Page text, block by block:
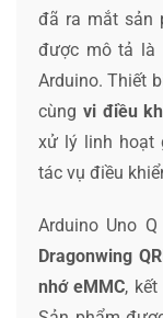
đã ra mắt sản
được mô tả là
Arduino. Thiết
cùng vi điều
xử lý linh hoạt
tác vụ điều
Arduino Uno
Dragonwing
nhớ eMMC,